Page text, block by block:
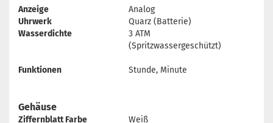
Anzeige
Analog
Uhrwerk
Quarz (Batterie)
Wasserdichte
3 ATM
(Spritzwassergeschützt)
Funktionen Stunde, Minute
Gehäuse
Ziffernblatt Farbe
Weiß